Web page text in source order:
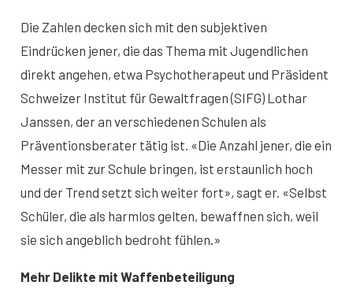
Die Zahlen decken sich mit den subjektiven
Eindrücken jener, die das Thema mit Jugendlichen
direkt angehen, etwa Psychotherapeut und Präsident
Schweizer Institut für Gewaltfragen (SIFG) Lothar
Janssen, der an verschiedenen Schulen als
Präventionsberater tätig ist. «Die Anzahl jener, die ein
Messer mit zur Schule bringen, ist erstaunlich hoch
und der Trend setzt sich weiter fort», sagt er. «Selbst
Schüler, die als harmlos gelten, bewaffnen sich, weil
sie sich angeblich bedroht fühlen.»
Mehr Delikte mit Waffenbeteiligung